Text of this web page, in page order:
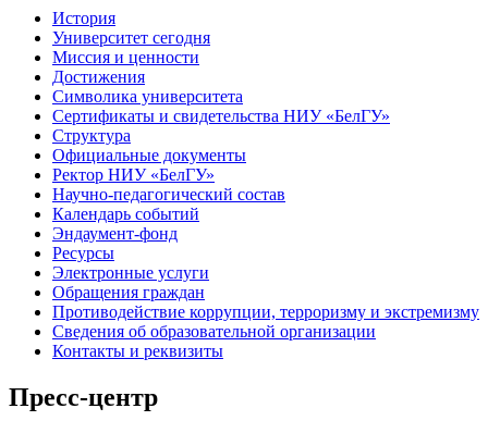
История
Университет сегодня
Миссия и ценности
Достижения
Символика университета
Сертификаты и свидетельства НИУ «БелГУ»
Структура
Официальные документы
Ректор НИУ «БелГУ»
Научно-педагогический состав
Календарь событий
Эндаумент-фонд
Ресурсы
Электронные услуги
Обращения граждан
Противодействие коррупции, терроризму и экстремизму
Сведения об образовательной организации
Контакты и реквизиты
Пресс-центр